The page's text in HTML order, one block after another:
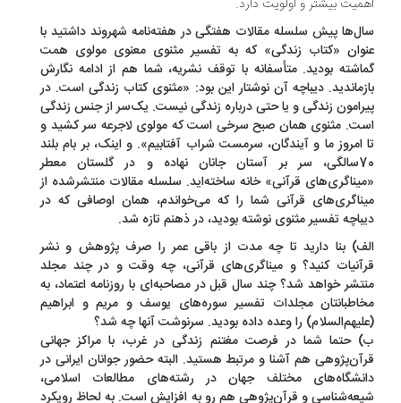
بیشتر و اولویت دارد.
پیش سلسله مقالات هفتگی در هفته‌نامه شهروند داشتید با
«کتاب زندگی» که به تفسیر مثنوی معنوی مولوی همت
بودید. متأسفانه با توقف نشریه، شما هم از ادامه نگارش
دیباچه آن نوشتار این بود: «مثنوی کتاب زندگی است. در
زندگی و یا حتی درباره زندگی نیست. یک‌سر از جنس زندگی
مثنوی همان صبح سرخی است که مولوی لاجرعه سر کشید و
امروز ما و آیندگان، سرمست شراب آفتابیم». و اینک، بر بام بلند
70سالگی، سر بر آستان جانان نهاده و در گلستان معطر
قرآنی» خانه ساخته‌اید. سلسله مقالات منتشرشده از
قرآنی شما را که می‌خواندم، همان اوصافی که در
تفسیر مثنوی نوشته بودید، در ذهنم تازه شد.
بنا دارید تا چه مدت از باقی عمر را صرف پژوهش و نشر
کنید؟ و میناگری‌های قرآنی، چه وقت و در چند مجلد
خواهد شد؟ چند سال قبل در مصاحبه‌ای با روزنامه اعتماد، به
مجلدات تفسیر سوره‌های یوسف و مریم و ابراهیم
را وعده داده بودید. سرنوشت آنها چه شد؟
حتما شما در فرصت مغتنم زندگی در غرب، با مراکز جهانی
هم آشنا و مرتبط هستید. البته حضور جوانان ایرانی در
مختلف جهان در رشته‌های مطالعات اسلامی،
و قرآن‌پژوهی هم رو به افزایش است. به لحاظ رویکرد